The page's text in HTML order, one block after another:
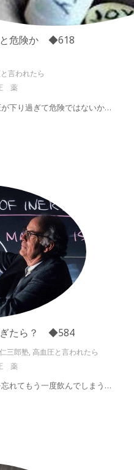
と危険か ◆618
言われたら
薬
下り過ぎて危険ではないか…
ぎたら？ ◆584
仁三郎塾, 高血圧と言われたら
薬
れてもう一度飲んでしまう…